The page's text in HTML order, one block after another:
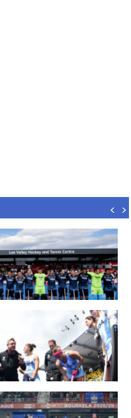
POR LUCAS REY
Mundial en Países Bajos y Bélgica.
POR FERNANDO F...
Mundial 2026 en Países Bajos y Bélgica.